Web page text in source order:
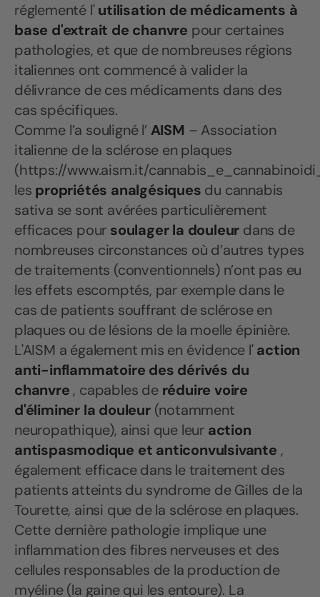
réglementé l'utilisation de médicaments à
base d'extrait de chanvre pour certaines
pathologies, et que de nombreuses régions
italiennes ont commencé à valider la
délivrance de ces médicaments dans des
cas spécifiques.
Comme l’a souligné l’AISM – Association
italienne de la sclérose en plaques
(https://www.aism.it/
les propriétés analgésiques du cannabis
sativa se sont avérées particulièrement
efficaces pour soulager la douleur dans de
nombreuses circonstances où d’autres types
de traitements (conventionnels) n’ont pas eu
les effets escomptés, par exemple dans le
cas de patients souffrant de sclérose en
plaques ou de lésions de la moelle épinière.
L'AISM a également mis en évidence l'action
anti-inflammatoire des dérivés du
chanvre , capables de réduire voire
d'éliminer la douleur(notamment
neuropathique), ainsi que leur action
antispasmodique et anticonvulsivante ,
également efficace dans le traitement des
patients atteints du syndrome de Gilles de la
Tourette, ainsi que de la sclérose en plaques.
Cette dernière pathologie implique une
inflammation des fibres nerveuses et des
cellules responsables de la production de
myéline (la gaine qui les entoure). La